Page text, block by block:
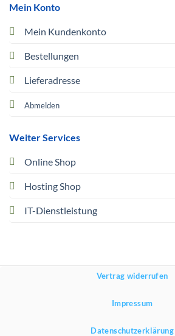
Mein Konto
Mein Kundenkonto
Bestellungen
Lieferadresse
Abmelden
Weiter Services
Online Shop
Hosting Shop
IT-Dienstleistung
Vertrag widerrufen
Impressum
Datenschutzerklärung